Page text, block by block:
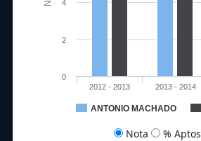
ANTONIO MACHADO
2012 - 2013 2013 - 2014
0
2
4
Nota % Aptos